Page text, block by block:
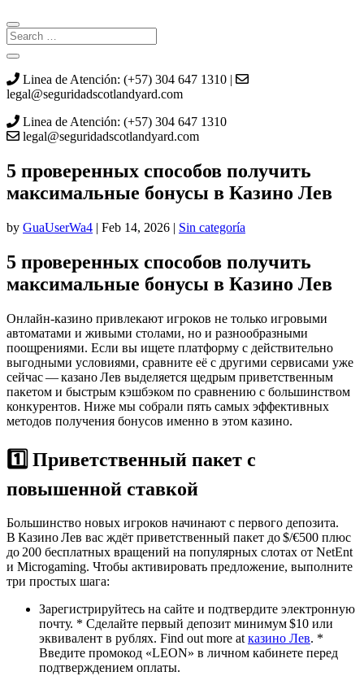
Linea de Atención: (+57) 304 647 1310 |
legal@seguridadscotlandyard.com
Linea de Atención: (+57) 304 647 1310
legal@seguridadscotlandyard.com
5 проверенных способов получить
максимальные бонусы в Казино Лев
by GuaUserWa4 | Feb 14, 2026 | Sin categoría
5 проверенных способов получить
максимальные бонусы в Казино Лев
Онлайн‑казино привлекают игроков не только игровыми
автоматами и живыми столами, но и разнообразными
поощрениями. Если вы ищете платформу с действительно
выгодными условиями, сравните её с другими сервисами уже
сейчас — казано Лев выделяется щедрым приветственным
пакетом и быстрым кэшбэком по сравнению с большинством
конкурентов. Ниже мы собрали пять самых эффективных
методов получения бонусов именно в этом казино.
1️⃣ Приветственный пакет с
повышенной ставкой
Большинство новых игроков начинают с первого депозита.
В Казино Лев вас ждёт приветственный пакет до $/€500 плюс
до 200 бесплатных вращений на популярных слотах от NetEnt
и Microgaming. Чтобы активировать предложение, выполните
три простых шага:
Зарегистрируйтесь на сайте и подтвердите электронную
почту. * Сделайте первый депозит минимум $10 или
эквивалент в рублях. Find out more atказино Лев. *
Введите промокод «LEON» в личном кабинете перед
подтверждением оплаты.